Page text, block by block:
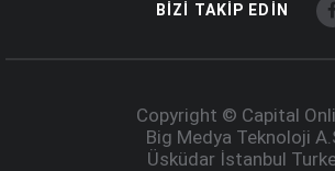
BİZİ TAKİP EDİN
Copyright © Capital
Big Medya Teknoloji
Üsküdar İstanbul